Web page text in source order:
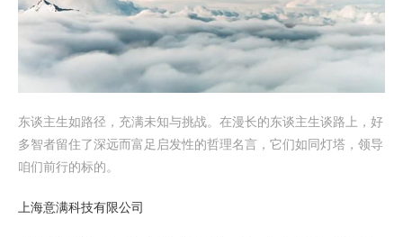
东谈主生如路径，充满未知与挑战。在漫长的东谈主生谈路上，好
多智者留住了深远而富足启发性的哲理名言，它们如同灯塔，领导
咱们前行的标的。
上海意满科技有限公司